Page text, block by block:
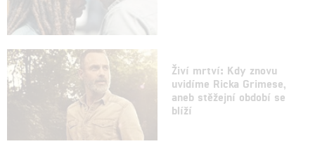
Živí mrtví: Kdy znovu
uvidíme Ricka Grimese,
aneb stěžejní období se
blíží